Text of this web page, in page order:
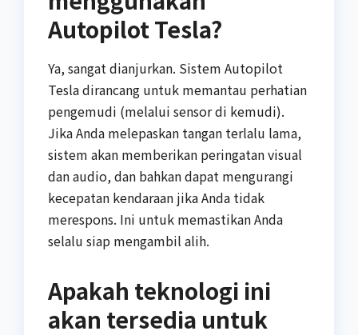
Autopilot Tesla?
Ya, sangat dianjurkan. Sistem Autopilot
Tesla dirancang untuk memantau perhatian
pengemudi (melalui sensor di kemudi).
Jika Anda melepaskan tangan terlalu lama,
sistem akan memberikan peringatan visual
dan audio, dan bahkan dapat mengurangi
kecepatan kendaraan jika Anda tidak
merespons. Ini untuk memastikan Anda
selalu siap mengambil alih.
Apakah teknologi ini
akan tersedia untuk